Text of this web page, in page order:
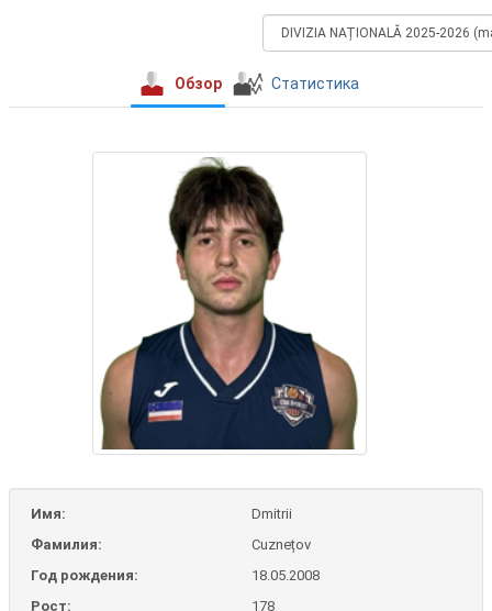
Обзор Статистика
Имя:
Dmitrii
Фамилия:
Cuznețov
Год рождения:
18.05.2008
Рост:
178